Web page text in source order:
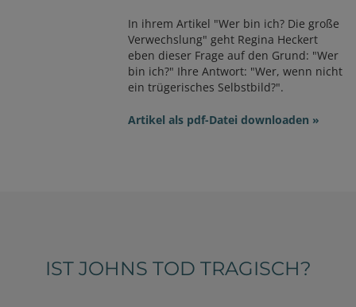
In ihrem Artikel "Wer bin ich? Die große
Verwechslung" geht Regina Heckert
eben dieser Frage auf den Grund: "Wer
bin ich?" Ihre Antwort: "Wer, wenn nicht
ein trügerisches Selbstbild?".
Artikel als pdf-Datei downloaden »
IST JOHNS TOD TRAGISCH?